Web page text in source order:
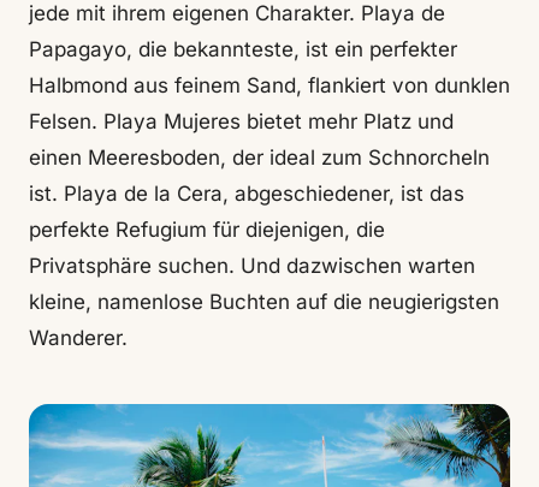
jede mit ihrem eigenen Charakter. Playa de
Papagayo, die bekannteste, ist ein perfekter
Halbmond aus feinem Sand, flankiert von dunklen
Felsen. Playa Mujeres bietet mehr Platz und
einen Meeresboden, der ideal zum Schnorcheln
ist. Playa de la Cera, abgeschiedener, ist das
perfekte Refugium für diejenigen, die
Privatsphäre suchen. Und dazwischen warten
kleine, namenlose Buchten auf die neugierigsten
Wanderer.